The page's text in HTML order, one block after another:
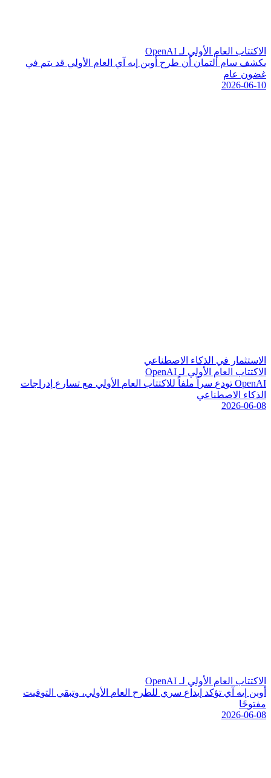
الاكتتاب العام الأولي لـ OpenAI
يكشف سام لتمان ن طر ح وبن يه ي لعام لولي قد يتم في
غضون عام
2026-06-10
الاستثمار في الذكاء الاصطناعي
الاكتتاب العام الأولي لـ OpenAI
OpenAI تودع سر ملفا للكتتاب لعام لولي مع تسار ع در جات
لذكاء لصطناعي
2026-06-08
الاكتتاب العام الأولي لـ OpenAI
وبن يه ي تؤكد يد ع سر ي للطر ح لعام لولي، وتبقي لتوقيت
مفتوحا
2026-06-08